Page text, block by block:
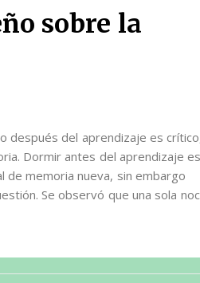
sobre la
después del aprendizaje es
Dormir antes del aprendizaje es
de memoria nueva, sin embargo
Se observó que una sola